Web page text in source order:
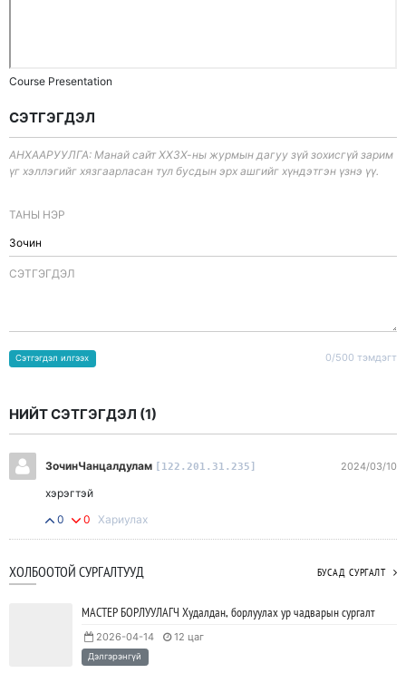
Course Presentation
СЭТГЭГДЭЛ
АНХААРУУЛГА: Манай сайт ХХЗХ-ны журмын дагуу зүй зохисгүй зарим
үг хэллэгийг хязгаарласан тул бусдын эрх ашгийг хүндэтгэн үзнэ үү.
ТАНЫ НЭР
CЭТГЭГДЭЛ
0/500 тэмдэгт
Сэтгэгдэл илгээх
НИЙТ СЭТГЭГДЭЛ (1)
ЗочинЧанцалдулам [122.201.31.235] 2024/03/10
хэрэгтэй
0
0 Хариулах
ХОЛБООТОЙ СУРГАЛТУУД БУСАД СУРГАЛТ
МАСТЕР БОРЛУУЛАГЧ Худалдан, борлуулах ур чадварын сургалт
2026-04-14 12 цаг
Дэлгэрэнгүй